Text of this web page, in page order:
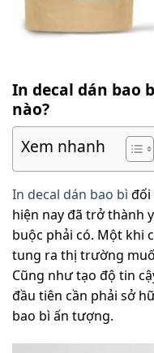
In decal dán bao
nào?
Xem nhanh
In decal dán bao bì đối
hiện nay đã trở thành
buộc phải có. Một khi
tung ra thị trường
Cũng như tạo độ tin
đầu tiên cần phải sở
bao bì ấn tượng.